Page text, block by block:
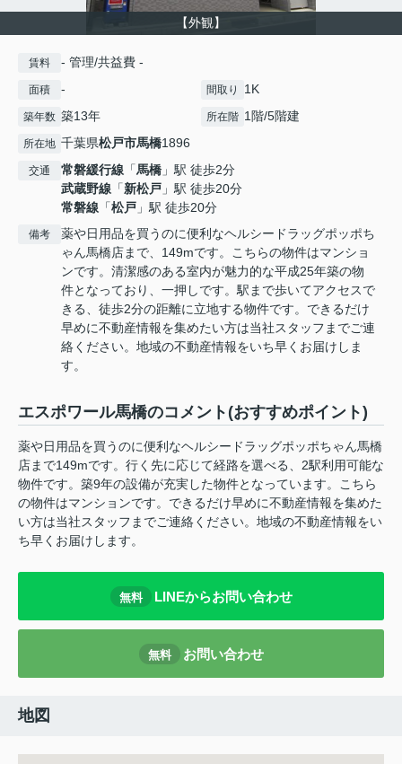
【外観】
賃料 - 管理/共益費 -
面積 - 間取り 1K
築年数 築13年 所在階 1階/5階建
所在地 千葉県松戸市馬橋1896
交通 常磐緩行線 「馬橋 」駅 徒歩2分
武蔵野線 「新松戸 」駅 徒歩20分
常磐線 「松戸 」駅 徒歩20分
備考
薬や日用品を買うのに便利なヘルシードラッグポッポち
ゃん馬橋店まで、149mです。こちらの物件はマンショ
ンです。清潔感のある室内が魅力的な平成25年築の物
件となっており、一押しです。駅まで歩いてアクセスで
きる、徒歩2分の距離に立地する物件です。できるだけ
早めに不動産情報を集めたい方は当社スタッフまでご連
絡ください。地域の不動産情報をいち早くお届けしま
す。
エスポワール馬橋のコメント(おすすめポイント)
薬や日用品を買うのに便利なヘルシードラッグポッポちゃん馬橋
店まで149mです。行く先に応じて経路を選べる、2駅利用可能な
物件です。築9年の設備が充実した物件となっています。こちら
の物件はマンションです。できるだけ早めに不動産情報を集めた
い方は当社スタッフまでご連絡ください。地域の不動産情報をい
ち早くお届けします。
無料 LINEからお問い合わせ
無料 お問い合わせ
地図